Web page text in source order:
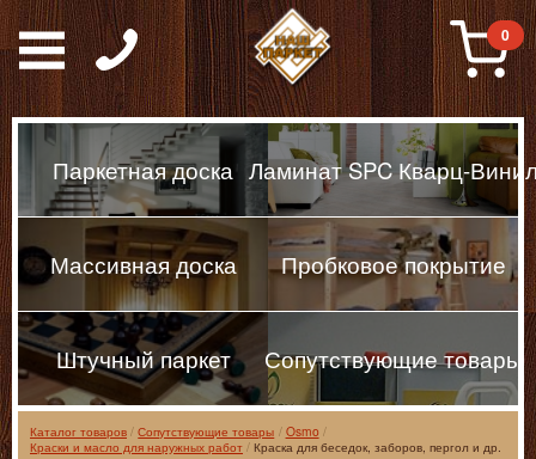
Паркет, Штучный
0
Паркетная доска Ламинат SPC Кварц-
Массивная доска Пробковое покрытие
Штучный паркет Сопутствующие товары
Каталог товаров Сопутствующие товары
Osmo
Краски и масло для наружных работ
Краска для беседок, заборов, пергол и др.